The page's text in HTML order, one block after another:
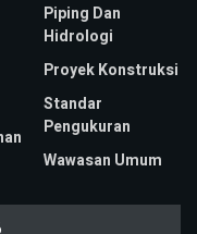
Piping Dan
Hidrologi
Proyek Konstruksi
Standar
Pengukuran
Wawasan Umum